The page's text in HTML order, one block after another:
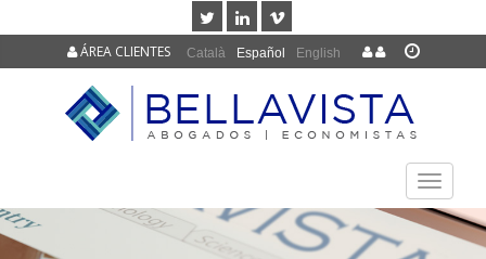
Català Español English
ÁREA CLIENTES
TOGGLE